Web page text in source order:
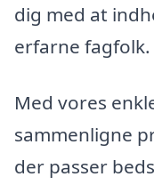
dig med at
erfarne fagfolk.
Med vores
sammenligne
der passer